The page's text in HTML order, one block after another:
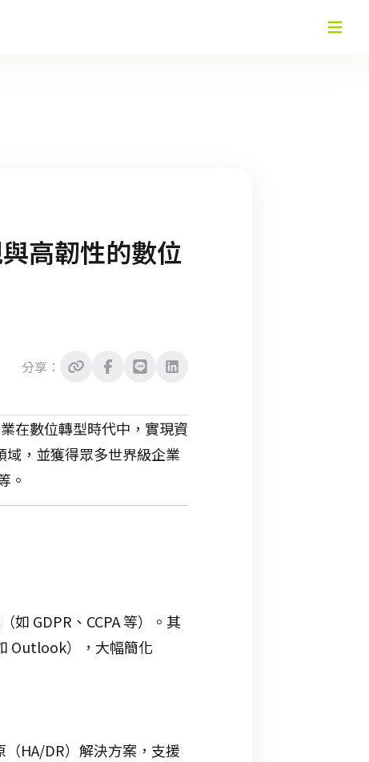
分享：
高韌性的數位
在數位轉型時代中，實現資
，並獲得眾多世界級企業
。
GDPR、CCPA 等）。 其
Outlook），大幅簡化
HA/DR）解決方案，支援